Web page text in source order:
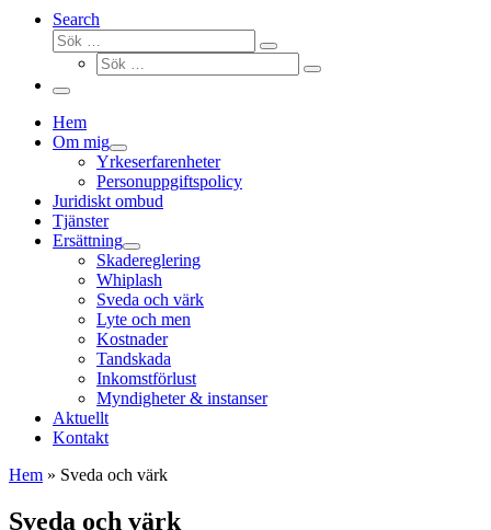
Search
Sök
Sök
Sök
Sök
Meny
Hem
Om mig
Yrkeserfarenheter
Personuppgiftspolicy
Juridiskt ombud
Tjänster
Ersättning
Skadereglering
Whiplash
Sveda och värk
Lyte och men
Kostnader
Tandskada
Inkomstförlust
Myndigheter & instanser
Aktuellt
Kontakt
Hem » Sveda och värk
Sveda och värk